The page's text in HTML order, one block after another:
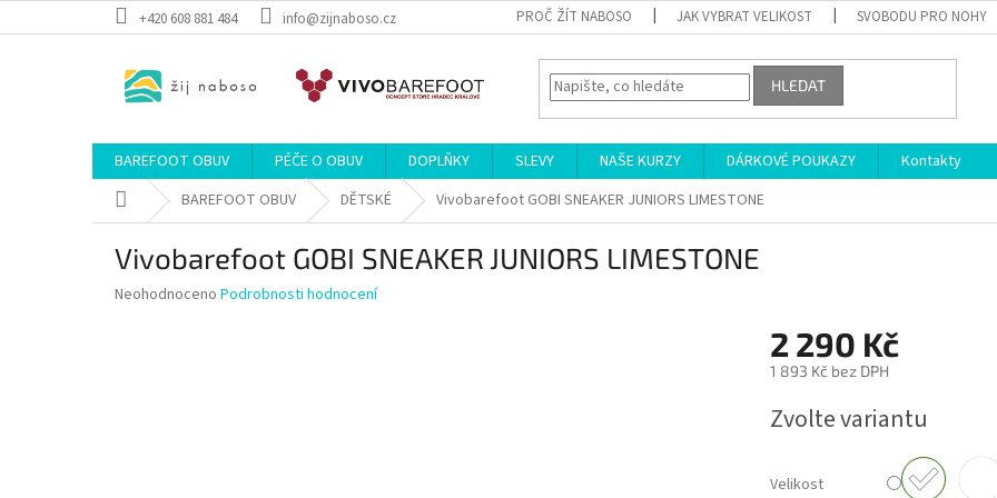
na
+420 608 881 484 info@zijnaboso.cz PROČ ŽÍT NABOSO JAK VYBRAT VELIKOST SVOBODU PRO NOHY
HLEDAT
BAREFOOT OBUV PÉČE O OBUV DOPLŇKY SLEVY NAŠE KURZY DÁRKOVÉ POUKAZY
Kontakty
Domů BAREFOOT OBUV DĚTSKÉ Vivobarefoot GOBI SNEAKER JUNIORS LIMESTONE
Vivobarefoot GOBI SNEAKER JUNIORS LIMESTONE
Průměrné
Neohodnoceno Podrobnosti hodnocení
2 290 Kč
1 893 Kč bez DPH
cena:
Zvolte variantu
Velikost